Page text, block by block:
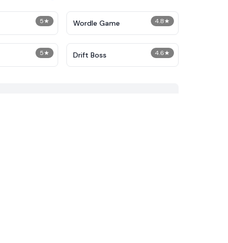
5★ 4.8★
Wordle Game
5★ 4.6★
Drift Boss